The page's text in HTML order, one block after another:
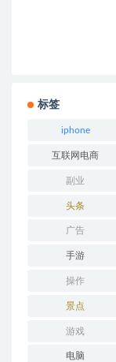
标签
iphone
互联网电商
副业
头条
广告
手游
操作
景点
游戏
电脑